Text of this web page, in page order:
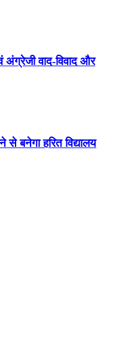
वाद-विवाद और
से बनेगा हरित विद्यालय